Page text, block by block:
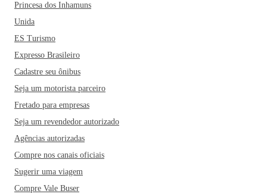
Princesa dos Inhamuns
Unida
ES Turismo
Expresso Brasileiro
Cadastre seu ônibus
Seja um motorista parceiro
Fretado para empresas
Seja um revendedor autorizado
Agências autorizadas
Compre nos canais oficiais
Sugerir uma viagem
Compre Vale Buser